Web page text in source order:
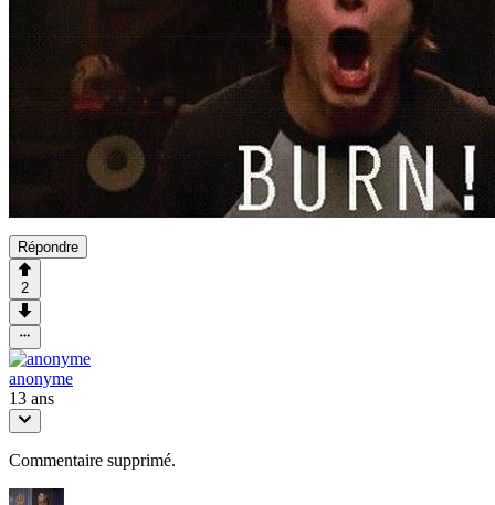
Répondre
2
anonyme
13 ans
Commentaire supprimé.